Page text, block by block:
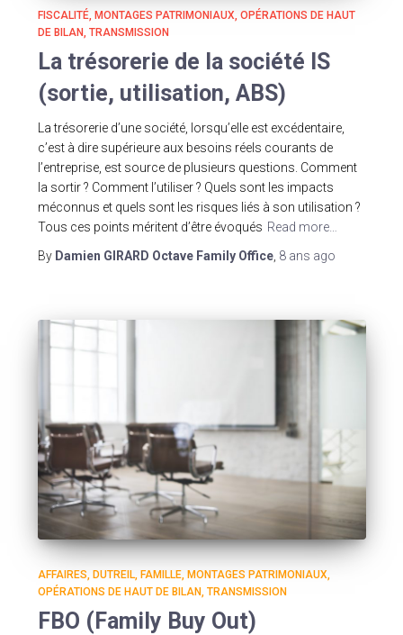
FISCALITÉ MONTAGES PATRIMONIAUX OPÉRATIONS DE HAUT
DE BILAN TRANSMISSION
La trésorerie de la société IS
(sortie, utilisation, ABS)
La trésorerie d’une société, lorsqu’elle est excédentaire,
c’est à dire supérieure aux besoins réels courants de
l’entreprise, est source de plusieurs questions. Comment
la sortir ? Comment l’utiliser ? Quels sont les impacts
méconnus et quels sont les risques liés à son utilisation ?
Tous ces points méritent d’être évoqués Read more…
By Damien GIRARD Octave Family Office, 8 ans ago
AFFAIRES DUTREIL FAMILLE MONTAGES PATRIMONIAUX
OPÉRATIONS DE HAUT DE BILAN TRANSMISSION
FBO (Family Buy Out)